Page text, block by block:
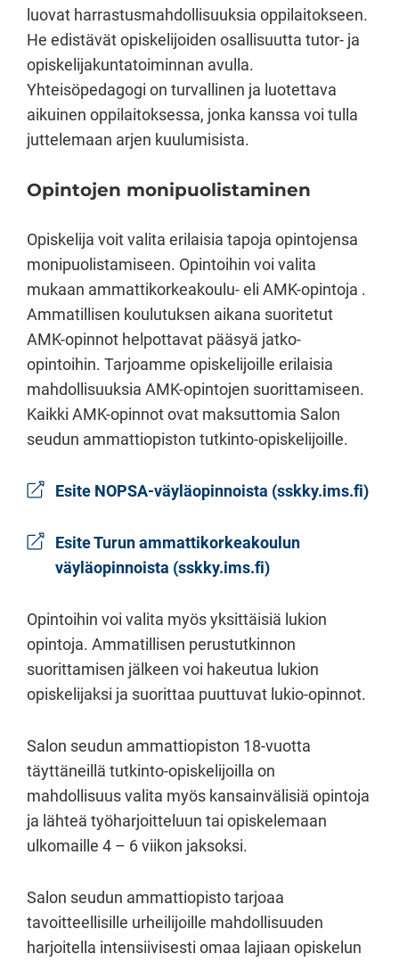
luovat harrastusmahdollisuuksia oppilaitokseen.
He edistävät opiskelijoiden osallisuutta tutor- ja
opiskelijakuntatoiminnan avulla.
Yhteisöpedagogi on turvallinen ja luotettava
aikuinen oppilaitoksessa, jonka kanssa voi tulla
juttelemaan arjen kuulumisista.
Opintojen monipuolistaminen
Opiskelija voit valita erilaisia tapoja opintojensa
monipuolistamiseen. Opintoihin voi valita
mukaan ammattikorkeakoulu- eli AMK-opintoja .
Ammatillisen koulutuksen aikana suoritetut
AMK-opinnot helpottavat pääsyä jatko-
opintoihin. Tarjoamme opiskelijoille erilaisia
mahdollisuuksia AMK-opintojen suorittamiseen.
Kaikki AMK-opinnot ovat maksuttomia Salon
seudun ammattiopiston tutkinto-opiskelijoille.
Esite NOPSA-väyläopinnoista (sskky.ims.fi)
Esite Turun ammattikorkeakoulun
väyläopinnoista (sskky.ims.fi)
Opintoihin voi valita myös yksittäisiä lukion
opintoja. Ammatillisen perustutkinnon
suorittamisen jälkeen voi hakeutua lukion
opiskelijaksi ja suorittaa puuttuvat lukio-opinnot.
Salon seudun ammattiopiston 18-vuotta
täyttäneillä tutkinto-opiskelijoilla on
mahdollisuus valita myös kansainvälisiä opintoja
ja lähteä työharjoitteluun tai opiskelemaan
ulkomaille 4 – 6 viikon jaksoksi.
Salon seudun ammattiopisto tarjoaa
tavoitteellisille urheilijoille mahdollisuuden
harjoitella intensiivisesti omaa lajiaan opiskelun